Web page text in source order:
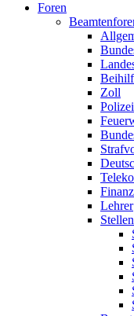
Foren
Zoll
Polizei
Lehrer